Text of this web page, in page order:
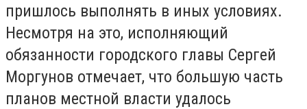
пришлось выполнять в иных условиях.
Несмотря на это, исполняющий
обязанности городского главы Сергей
Моргунов отмечает, что большую часть
планов местной власти удалось